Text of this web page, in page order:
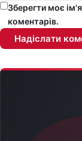
Зберегти моє
коментарів.